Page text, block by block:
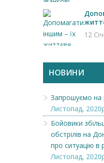
12
НОВИНИ
Запрошуємо на
Листопад,
Бойовики
обстрілів на
про ситуацію в
Листопад,